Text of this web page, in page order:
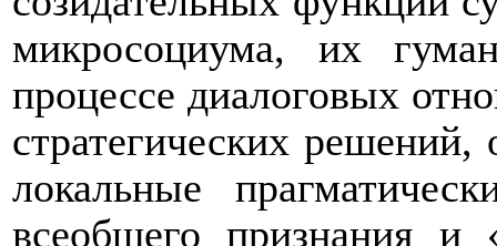
микросоциума, их
процессе диалоговых
стратегических
локальные
всеобщего признания и